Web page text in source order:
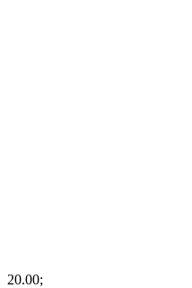
20.00;